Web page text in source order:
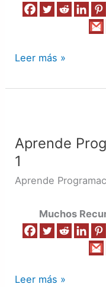
Leer más »
Aprende
1
Aprende
Muchos
de
Código
|
Leer más »